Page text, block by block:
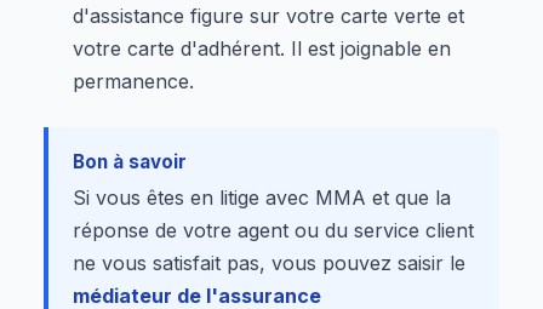
d'assistance figure sur votre carte verte et
votre carte d'adhérent. Il est joignable en
permanence.
Bon à savoir
Si vous êtes en litige avec MMA et que la
réponse de votre agent ou du service client
ne vous satisfait pas, vous pouvez saisir le
médiateur de l'assurance